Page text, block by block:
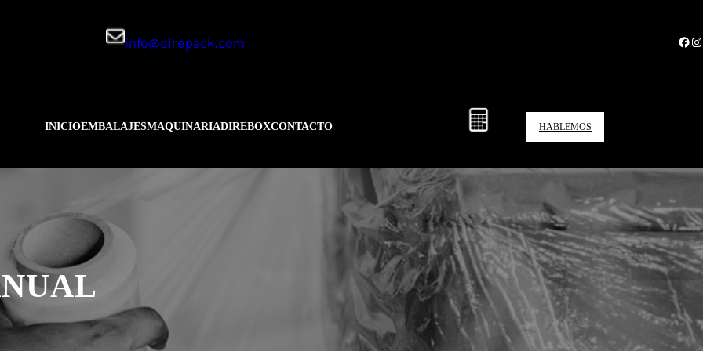
info@direpack.com Facebook Instagram
INICIOEMBALAJESMAQUINARIADIREBOXCONTACTO HABLEMOS